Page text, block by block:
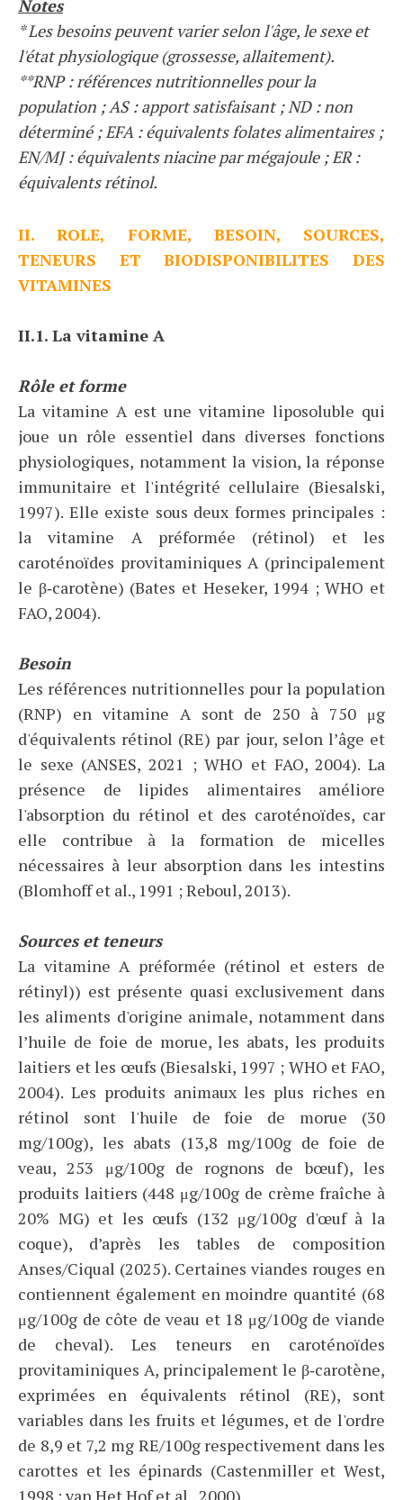
Notes
* Les besoins peuvent varier selon l'âge, le sexe et
l'état physiologique (grossesse, allaitement).
**RNP : références nutritionnelles pour la
population ; AS : apport satisfaisant ; ND : non
déterminé ; EFA : équivalents folates alimentaires ;
EN/MJ : équivalents niacine par mégajoule ; ER :
équivalents rétinol.
II. ROLE, FORME, BESOIN, SOURCES,
TENEURS ET BIODISPONIBILITES DES
VITAMINES
II.1. La vitamine A
Rôle et forme
La vitamine A est une vitamine liposoluble qui
joue un rôle essentiel dans diverses fonctions
physiologiques, notamment la vision, la réponse
immunitaire et l'intégrité cellulaire (Biesalski,
1997). Elle existe sous deux formes principales :
la vitamine A préformée (rétinol) et les
caroténoïdes provitaminiques A (principalement
le β‑carotène) (Bates et Heseker, 1994 ; WHO et
FAO, 2004).
Besoin
Les références nutritionnelles pour la population
(RNP) en vitamine A sont de 250 à 750 μg
d'équivalents rétinol (RE) par jour, selon l’âge et
le sexe (ANSES, 2021 ; WHO et FAO, 2004). La
présence de lipides alimentaires améliore
l'absorption du rétinol et des caroténoïdes, car
elle contribue à la formation de micelles
nécessaires à leur absorption dans les intestins
(Blomhoff et al., 1991 ; Reboul, 2013).
Sources et teneurs
La vitamine A préformée (rétinol et esters de
rétinyl)) est présente quasi exclusivement dans
les aliments d'origine animale, notamment dans
l’huile de foie de morue, les abats, les produits
laitiers et les œufs (Biesalski, 1997 ; WHO et FAO,
2004). Les produits animaux les plus riches en
rétinol sont l'huile de foie de morue (30
mg/100g), les abats (13,8 mg/100g de foie de
veau, 253 μg/100g de rognons de bœuf), les
produits laitiers (448 μg/100g de crème fraîche à
20% MG) et les œufs (132 μg/100g d'œuf à la
coque), d’après les tables de composition
Anses/Ciqual (2025). Certaines viandes rouges en
contiennent également en moindre quantité (68
μg/100g de côte de veau et 18 μg/100g de viande
de cheval). Les teneurs en caroténoïdes
provitaminiques A, principalement le β‑carotène,
exprimées en équivalents rétinol (RE), sont
variables dans les fruits et légumes, et de l'ordre
de 8,9 et 7,2 mg RE/100g respectivement dans les
carottes et les épinards (Castenmiller et West,